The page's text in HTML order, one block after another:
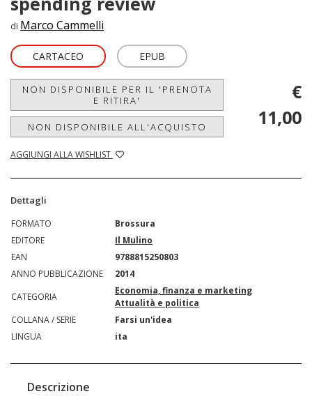
di Marco Cammelli
CARTACEO EPUB
NON DISPONIBILE PER IL 'PRENOTA
E RITIRA'
NON DISPONIBILE ALL'ACQUISTO
AGGIUNGI ALLA WISHLIST
€
11,00
Dettagli
FORMATO
Brossura
EDITORE
Il Mulino
EAN
9788815250803
ANNO PUBBLICAZIONE
2014
CATEGORIA
Economia, finanza e marketing
Attualità e politica
COLLANA / SERIE
Farsi un'idea
LINGUA
ita
Descrizione